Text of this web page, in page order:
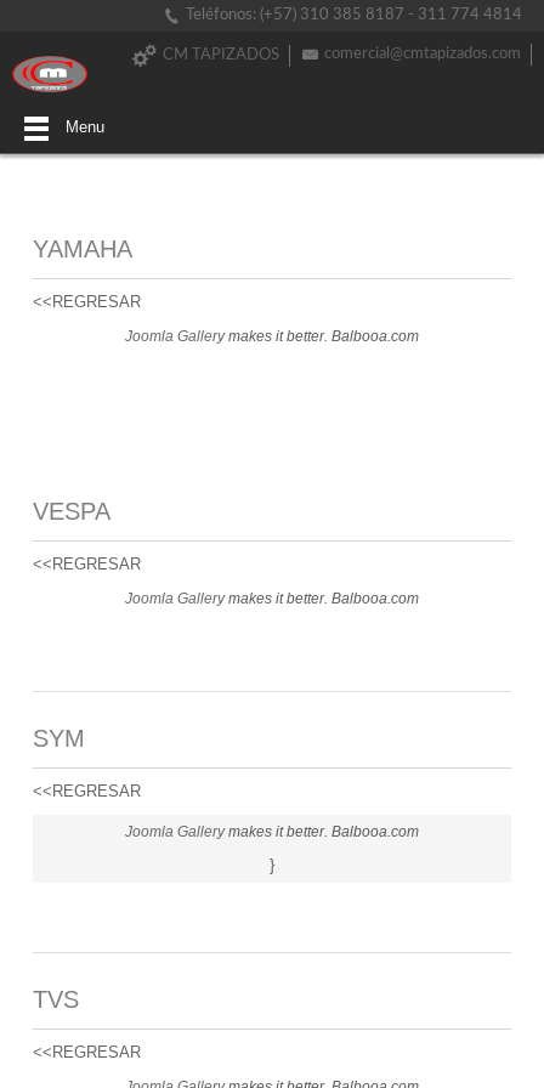
Teléfonos: (+57) 310 385 8187 - 311 774 4814
comercial@cmtapizados.com
CM TAPIZADOS
Menu
YAMAHA
<<REGRESAR
Joomla Gallerymakes it better. Balbooa.com
VESPA
<<REGRESAR
Joomla Gallerymakes it better. Balbooa.com
SYM
<<REGRESAR
Joomla Gallerymakes it better. Balbooa.com
}
TVS
<<REGRESAR